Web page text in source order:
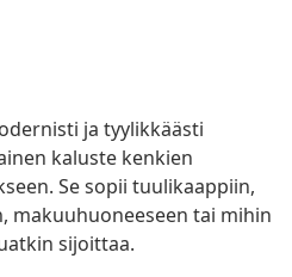
ja tyylikkäästi
kaluste kenkien
Se sopii tuulikaappiin,
makuuhuoneeseen tai mihin
sijoittaa.